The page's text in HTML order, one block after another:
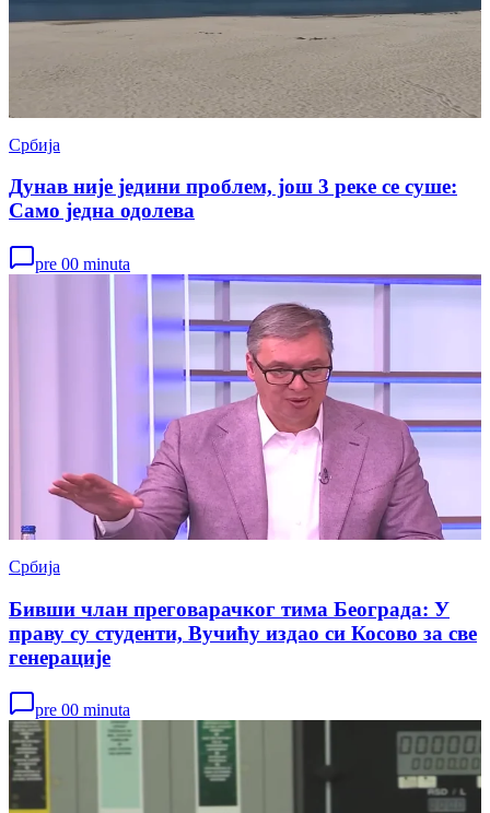
Србија
Дунав није једини проблем, још 3 реке се суше:
Само једна одолева
pre 00 minuta
Србија
Бивши члан преговарачког тима Београда: У
праву су студенти, Вучићу издао си Косово за све
генерације
pre 00 minuta